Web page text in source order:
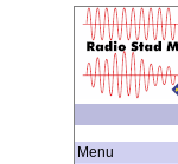
Menu